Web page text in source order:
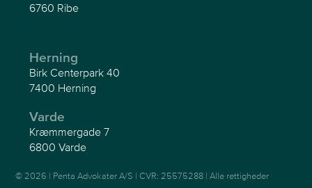
6760 Ribe
Herning
Birk Centerpark 40
7400 Herning
Varde
Kræmmergade 7
6800 Varde
© 2026 | Penta Advokater A/S | CVR: 25575288 | Alle rettigheder